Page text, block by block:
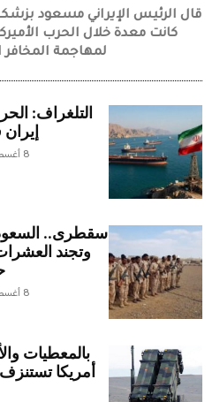
قال الرئيس الإيراني مسعود
كانت معدة خلال الحرب
لمهاجمة المخافر
التلغراف:
8 أغسطس، 2026
سقطرى..
وتجند
8 أغسطس، 2026
بالمعطيات
أمريكا